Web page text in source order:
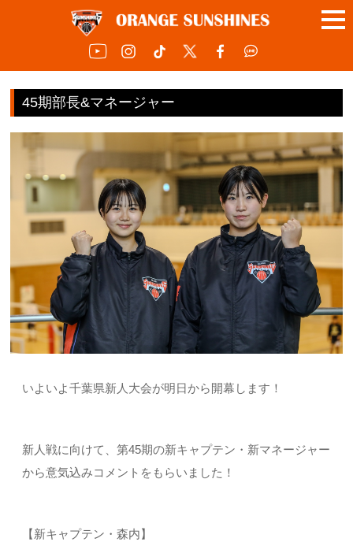
45期部長&マネージャー
いよいよ千葉県新人大会が明日から開幕します！
新人戦に向けて、第45期の新キャプテン・新マネージャー
から意気込みコメントをもらいました！
【新キャプテン・森内】